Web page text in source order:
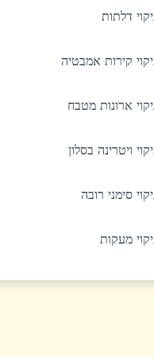
דלתות
קירות אמבטיה
ארונות מטבח
ויטרינה בסלון
סימני רובה
מעקות